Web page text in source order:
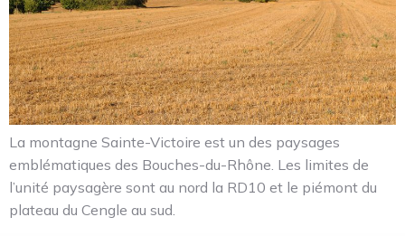
La montagne Sainte-Victoire est un des paysages
emblématiques des Bouches-du-Rhône. Les limites de
l’unité paysagère sont au nord la RD10 et le piémont du
plateau du Cengle au sud.